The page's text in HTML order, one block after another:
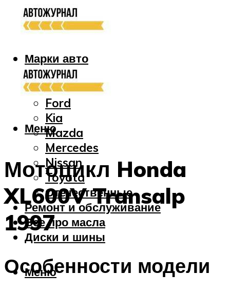
Марки авто
Audi
Bmw
Ford
Kia
Mazda
Mercedes
Nissan
Toyota
Отечественные
Ремонт и обслуживание
Все про масла
Диски и шины
Меню
Меню
Мотоцикл Honda
XL600V Transalp
1997
Особенности модели